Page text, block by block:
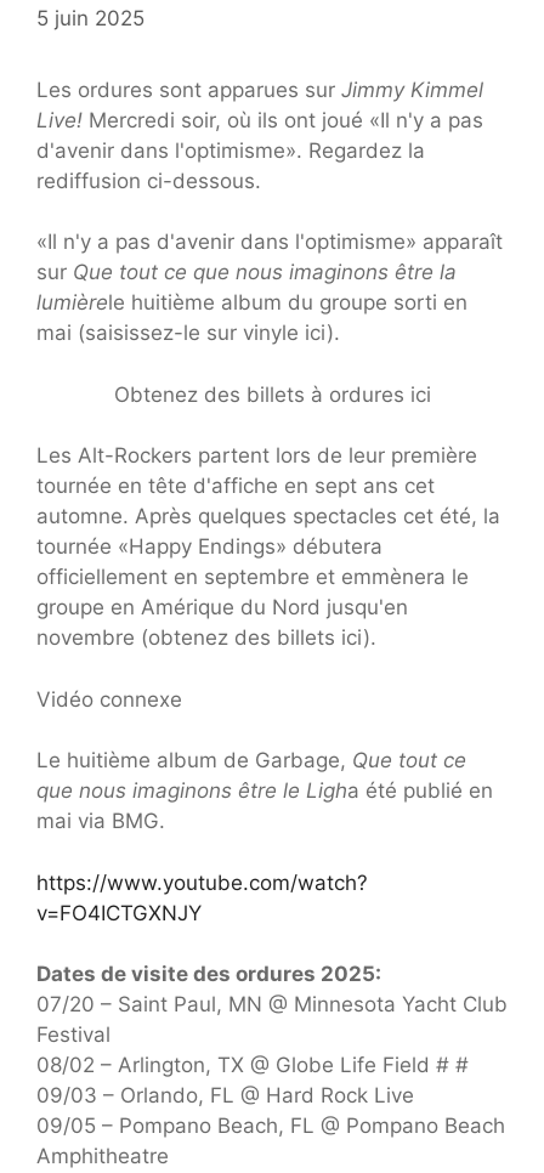
5 juin 2025
Les ordures sont apparues sur Jimmy Kimmel
Live! Mercredi soir, où ils ont joué «Il n'y a pas
d'avenir dans l'optimisme». Regardez la
rediffusion ci-dessous.
«Il n'y a pas d'avenir dans l'optimisme» apparaît
sur Que tout ce que nous imaginons être la
lumièrele huitième album du groupe sorti en
mai (saisissez-le sur vinyle ici).
Obtenez des billets à ordures ici
Les Alt-Rockers partent lors de leur première
tournée en tête d'affiche en sept ans cet
automne. Après quelques spectacles cet été, la
tournée «Happy Endings» débutera
officiellement en septembre et emmènera le
groupe en Amérique du Nord jusqu'en
novembre (obtenez des billets ici).
Vidéo connexe
Le huitième album de Garbage, Que tout ce
que nous imaginons être le Ligha été publié en
mai via BMG.
https://www.youtube.com/watch?
v=FO4ICTGXNJY
Dates de visite des ordures 2025:
07/20 – Saint Paul, MN @ Minnesota Yacht Club
Festival
08/02 – Arlington, TX @ Globe Life Field # #
09/03 – Orlando, FL @ Hard Rock Live
09/05 – Pompano Beach, FL @ Pompano Beach
Amphitheatre